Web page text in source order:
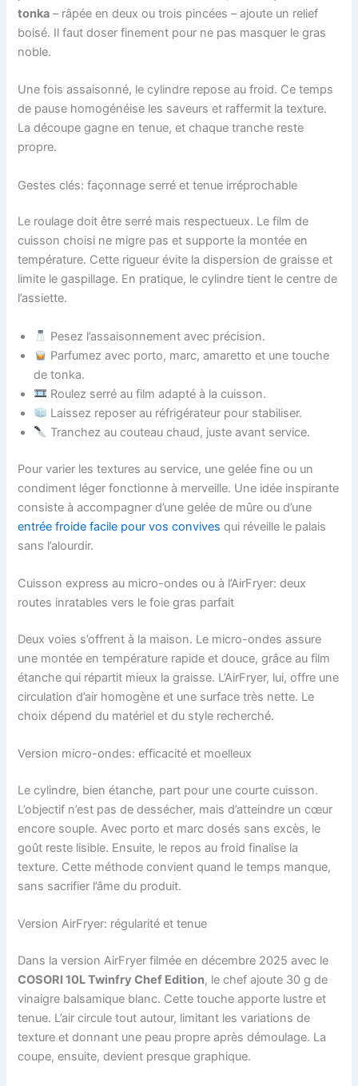
tonka – râpée en deux ou trois pincées – ajoute un relief
boisé. Il faut doser finement pour ne pas masquer le gras
noble.
Une fois assaisonné, le cylindre repose au froid. Ce temps
de pause homogénéise les saveurs et raffermit la texture.
La découpe gagne en tenue, et chaque tranche reste
propre.
Gestes clés: façonnage serré et tenue irréprochable
Le roulage doit être serré mais respectueux. Le film de
cuisson choisi ne migre pas et supporte la montée en
température. Cette rigueur évite la dispersion de graisse et
limite le gaspillage. En pratique, le cylindre tient le centre de
l’assiette.
Pesez l’assaisonnement avec précision.
Parfumez avec porto, marc, amaretto et une touche
de tonka.
Roulez serré au film adapté à la cuisson.
Laissez reposer au réfrigérateur pour stabiliser.
Tranchez au couteau chaud, juste avant service.
Pour varier les textures au service, une gelée fine ou un
condiment léger fonctionne à merveille. Une idée inspirante
consiste à accompagner d’une gelée de mûre ou d’une
entrée froide facile pour vos convives qui réveille le palais
sans l’alourdir.
Cuisson express au micro-ondes ou à l’AirFryer: deux
routes inratables vers le foie gras parfait
Deux voies s’offrent à la maison. Le micro-ondes assure
une montée en température rapide et douce, grâce au film
étanche qui répartit mieux la graisse. L’AirFryer, lui, offre une
circulation d’air homogène et une surface très nette. Le
choix dépend du matériel et du style recherché.
Version micro-ondes: efficacité et moelleux
Le cylindre, bien étanche, part pour une courte cuisson.
L’objectif n’est pas de dessécher, mais d’atteindre un cœur
encore souple. Avec porto et marc dosés sans excès, le
goût reste lisible. Ensuite, le repos au froid finalise la
texture. Cette méthode convient quand le temps manque,
sans sacrifier l’âme du produit.
Version AirFryer: régularité et tenue
Dans la version AirFryer filmée en décembre 2025 avec le
COSORI 10L Twinfry Chef Edition, le chef ajoute 30 g de
vinaigre balsamique blanc. Cette touche apporte lustre et
tenue. L’air circule tout autour, limitant les variations de
texture et donnant une peau propre après démoulage. La
coupe, ensuite, devient presque graphique.